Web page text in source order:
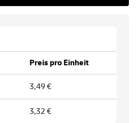
Preis pro Einheit
3,49 €
3,32 €